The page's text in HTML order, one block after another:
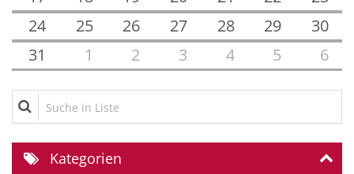
24
25 26 27 28 29
30
31
1 2 3 4 5 6
Suche in Liste
Kategorien